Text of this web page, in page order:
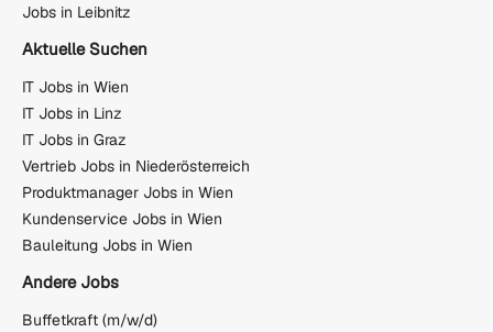
Jobs in Leibnitz
Aktuelle Suchen
IT Jobs in Wien
IT Jobs in Linz
IT Jobs in Graz
Vertrieb Jobs in Niederösterreich
Produktmanager Jobs in Wien
Kundenservice Jobs in Wien
Bauleitung Jobs in Wien
Andere Jobs
Buffetkraft (m/w/d)